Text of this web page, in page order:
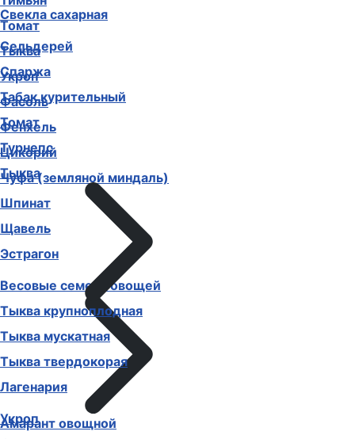
Томат
Тыква
Укроп
Фасоль
Фенхель
Цикорий
Чуфа (земляной миндаль)
Шпинат
Щавель
Эстрагон
Весовые семена овощей
Амарант овощной
Свекла сахарная
Сельдерей
Спаржа
Табак курительный
Томат
Турнепс
Тыква
Тыква крупноплодная
Тыква мускатная
Тыква твердокорая
Лагенария
Укроп